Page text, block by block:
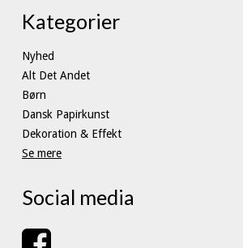
Kategorier
Nyhed
Alt Det Andet
Børn
Dansk Papirkunst
Dekoration & Effekt
Se mere
Social media